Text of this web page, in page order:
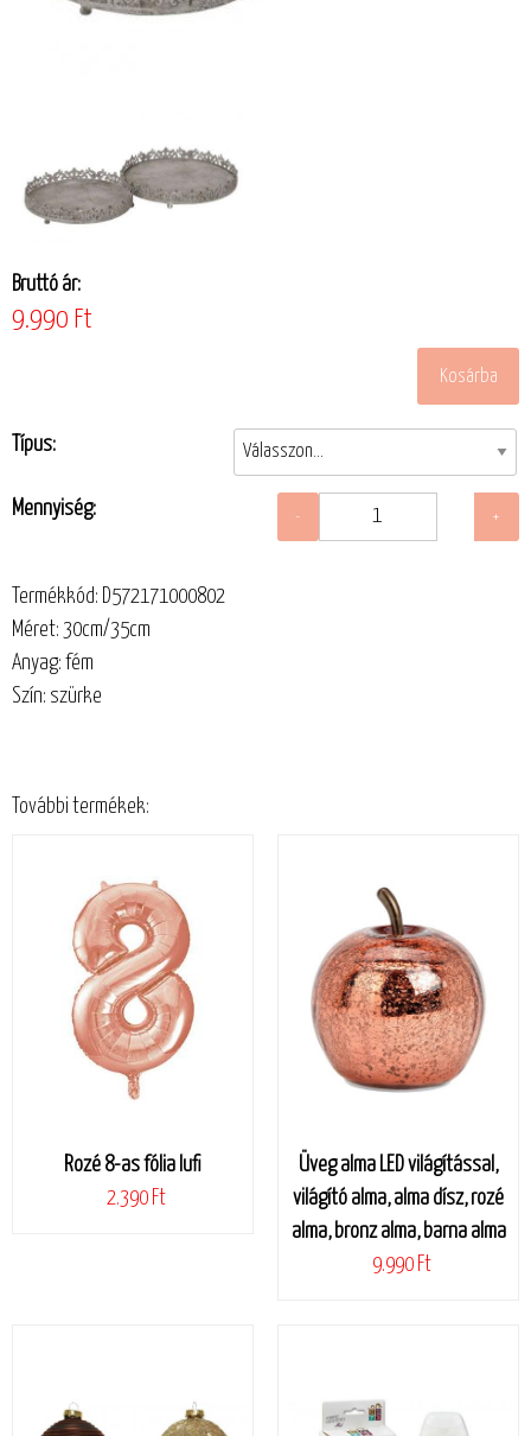
Bruttó ár:
9.990 Ft
Típus:
Mennyiség:
Termékkód: D572171000802
Méret: 30cm/35cm
Anyag: fém
Szín: szürke
További termékek:
Rozé 8-as fólia lufi
2.390 Ft
Üveg alma LED világítással,
világító alma, alma dísz, rozé
alma, bronz alma, barna alma
9.990 Ft